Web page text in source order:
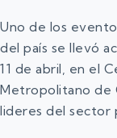
Uno de los
del país se llevó
11 de abril, en el
Metropolitano de
lideres del sector